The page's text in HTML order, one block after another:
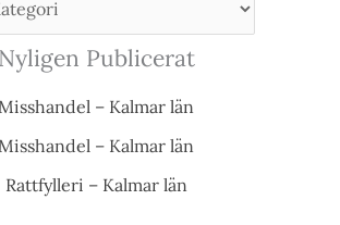
Nyligen Publicerat
– Kalmar län
– Kalmar län
Rattfylleri – Kalmar län